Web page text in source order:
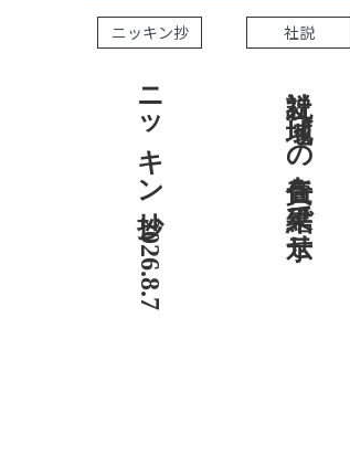
ニッキン抄
ニッキン抄 2026.8.7
社説
社説 地域への責任を結果で示せ